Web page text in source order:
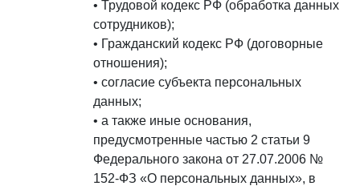
• Трудовой кодекс РФ (обработка данных
сотрудников);
• Гражданский кодекс РФ (договорные
отношения);
• согласие субъекта персональных
данных;
• а также иные основания,
предусмотренные частью 2 статьи 9
Федерального закона от 27.07.2006 №
152-ФЗ «О персональных данных», в